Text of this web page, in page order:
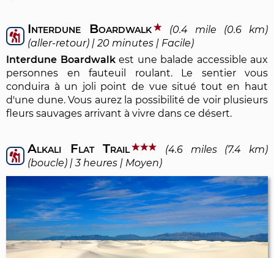
Interdune Boardwalk
(0.4 mile (0.6 km)
(aller-retour) | 20 minutes | Facile)
Interdune Boardwalkest une balade accessible aux
personnes en fauteuil roulant. Le sentier vous
conduira à un joli point de vue situé tout en haut
d'une dune. Vous aurez la possibilité de voir plusieurs
fleurs sauvages arrivant à vivre dans ce désert.
Alkali Flat Trail
(4.6 miles (7.4 km)
(boucle) | 3 heures | Moyen)